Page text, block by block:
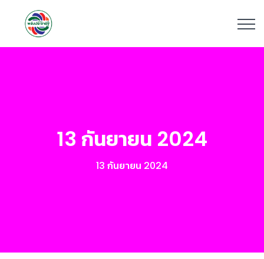
13 กันยายน 2024
13 กันยายน 2024